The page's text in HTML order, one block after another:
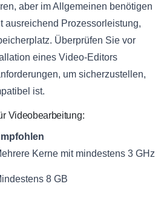
aber im Allgemeinen benötigen
ausreichend Prozessorleistung,
Überprüfen Sie vor
eines Video-Editors
um sicherzustellen,
ist.
Videobearbeitung:
Kerne mit mindestens 3 GHz
8 GB